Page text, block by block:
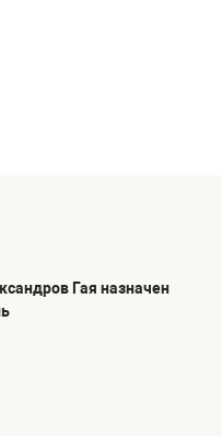
Гая назначен